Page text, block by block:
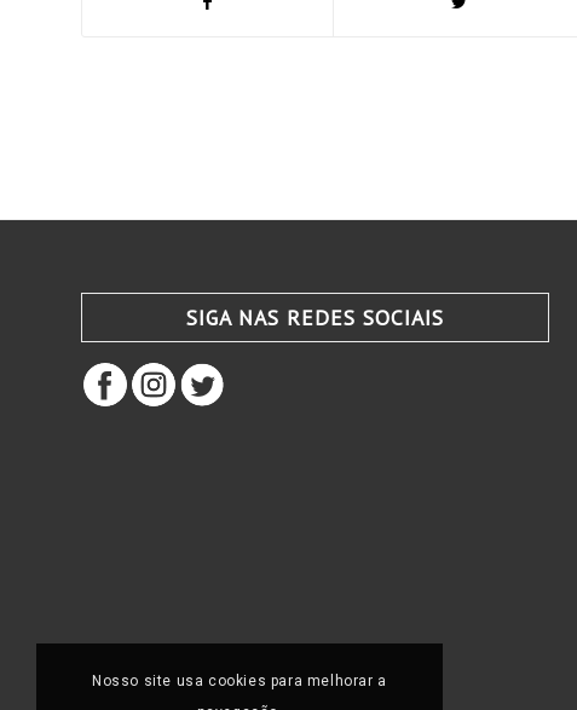
SIGA NAS REDES SOCIAIS
Nosso site usa cookies para melhorar a